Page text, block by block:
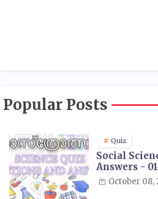
Popular Posts
Quiz
Social
Answers - 01
October 08,